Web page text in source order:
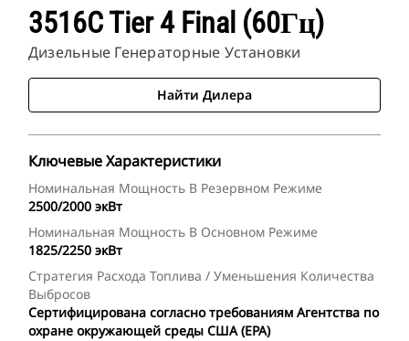
3516C Tier 4 Final (60Гц)
Дизельные Генераторные Установки
Найти Дилера
Ключевые Характеристики
Номинальная Мощность В Резервном Режиме
2500/2000 экВт
Номинальная Мощность В Основном Режиме
1825/2250 экВт
Стратегия Расхода Топлива / Уменьшения Количества
Выбросов
Сертифицирована согласно требованиям Агентства по
охране окружающей среды США (EPA)